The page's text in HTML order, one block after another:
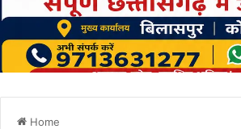
Home